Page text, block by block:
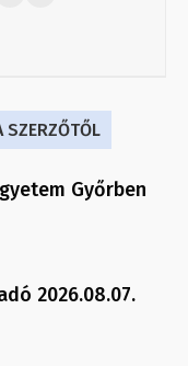
SZERZŐTŐL
Győrben
2026.08.07.